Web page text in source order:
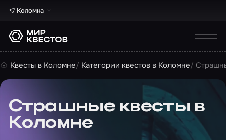
Коломна
Квесты в Коломне Категории квестов в Коломне
Страшные квесты в
Коломне